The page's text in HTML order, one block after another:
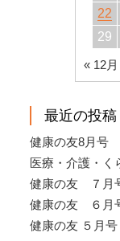
22
29
« 12月
最近の投稿
健康の友8月号
医療・介護・く
健康の友 ７月
健康の友 ６月
健康の友 ５月号